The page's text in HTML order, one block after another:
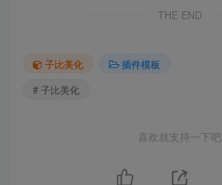
THE END
子比美化
插件模板
# 子比美化
喜欢就支持一下吧